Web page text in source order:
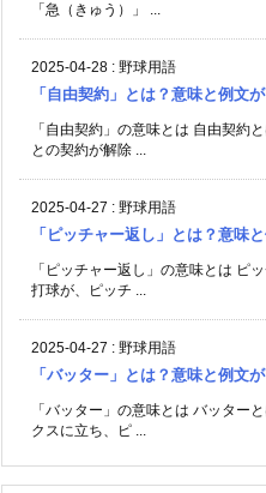
「急（きゅう）」 ...
2025-04-28 : 野球用語
「自由契約」とは？意味と例文
「自由契約」の意味とは 自由契約
との契約が解除 ...
2025-04-27 : 野球用語
「ピッチャー返し」とは？意味
「ピッチャー返し」の意味とは ピ
打球が、ピッチ ...
2025-04-27 : 野球用語
「バッター」とは？意味と例文
「バッター」の意味とは バッター
クスに立ち、ピ ...